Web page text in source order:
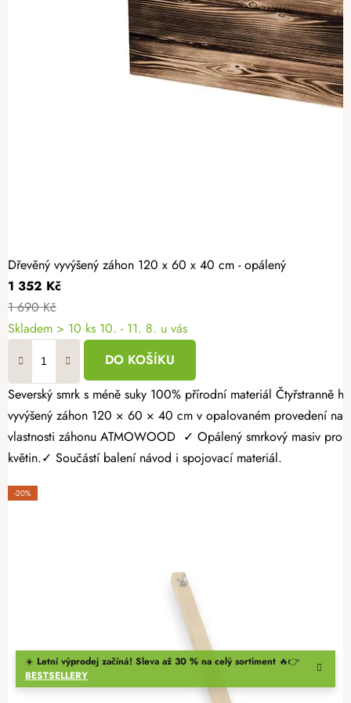
☀️ Letní výprodej začíná! Sleva až 30 % na celý sortiment 🔥👉
BESTSELLERY
Dřevěný vyvýšený záhon 120 x 60 x 40 cm - opálený
1 352 Kč
1 690 Kč
Skladem > 10 ks 10. - 11. 8. u vás
DO KOŠÍKU
Severský smrk s méně suky 100% přírodní materiál Čtyřstranně hoblovaný masiv Vypěstujte si čerstvé bylinky, zeleninu nebo jahody v záhonu, který spojuje přírodní vzhled s dlouhou životností. Dřevěný
vyvýšený záhon 120 × 60 × 40 cm v opalovaném provedení
vlastnosti záhonu ATMOWOOD ✓ Opálený smrkový masiv
květin.✓ Součástí balení návod i spojovací materiál.
-20%